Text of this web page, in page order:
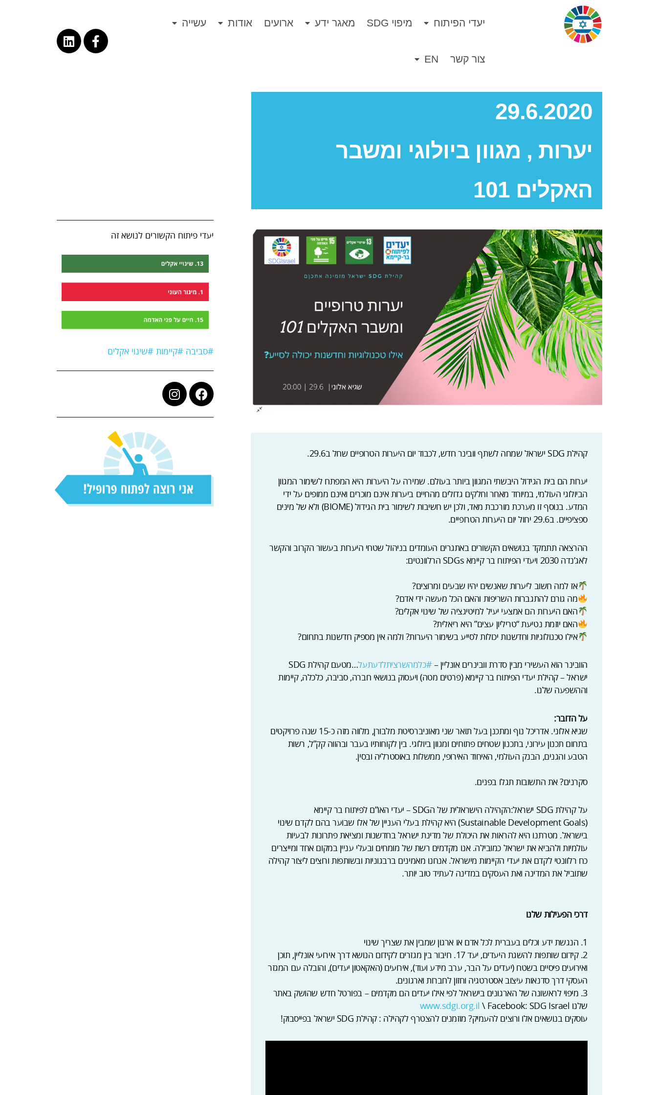
יעדי הפיתוח מיפוי SDG מאגר ידע ארועים אודות עשייה
צור קשר EN
29.6.2020
יערות , מגוון ביולוגי ומשבר
האקלים 101
יעדי פיתוח הקשורים לנושא זה
#סביבה #קיימות #שינוי אקלים
קהילת SDG ישראל שמחה לשתף וובינר חדש, לכבוד יום היערות הטרופיים שחל ב29.6.
יערות הם בית הגידול היבשתי המגוון ביותר בעולם. שמירה על היערות היא המפתח לשימור המגוון
הביולוגי העולמי, במיוחד מאחר וחלקים גדולים מהחיים ביערות אינם מוכרים ואינם ממופים על ידי
המדע. בנוסף זו מערכת מורכבת מאד, ולכן יש חשיבות לשימור בית הגידול (BIOME) ולא של מינים
ספציפיים. ב29.6 יחול יום היערות הטרופיים.
ההרצאה תתמקד בנושאים הקשורים באתגרים העומדים בניהול שטחי היערות בעשור הקרוב והקשר
לאג’נדה 2030 ויעדי הפיתוח בר קיימא SDGs הרלוונטים:
אז למה חשוב ליערות שאנשים יהיו שבעים ומרוצים?
מה גורם להתגברות השריפות והאם הכל מעשה ידי אדם?
האם היערות הם אמצעי יעיל למיטיגציה של שינוי אקלים?
האם יוזמת נטיעת “טריליון עצים” היא ריאלית?
אילו טכנולוגיות וחדשנות יכולות לסייע בשימור היערות? ולמה אין מספיק חדשנות בתחום?
הוובינר הוא העשירי מבין סדרת וובינרים אונליין –#כלמהשרציתלדעתעל
…מטעם קהילת SDG
ישראל – קהילת יעדי הפיתוח בר קיימא (פרטים מטה) ויעסוק בנושאי חברה, סביבה, כלכלה, קיימות
וההשפעה שלנו.
על הדובר:
שגיא אלוני. אדריכל נוף ומתכנן בעל תואר שני מאוניברסיטת מלבורן, מלווה מזה כ-15 שנה פרויקטים
בתחום תכנון עירוני, בתכנון שטחים פתוחים ומגוון ביולוגי. בין לקוחותיו בעבר ובהווה קק”ל, רשות
הטבע והגנים, הבנק העולמי, האיחוד האירופי, ממשלות באוסטרליה ובסין.
סקרנים? את התשובות תגלו בפנים.
על קהילת SDG ישראל:הקהילה הישראלית של הSDG – יעדי האו”ם לפיתוח בר קיימא
(Sustainable Development Goals) היא קהילת בעלי העניין של אלו שבוער בהם לקדם שינוי
בישראל. מטרתנו היא להראות את היכולת של מדינת ישראל בחדשנות ומציאת פתרונות לבעיות
עולמיות ולהביא את ישראל כמובילה. אנו מקדמים רשת של מומחים ובעלי עניין במקום אחד ומייצרים
כח רלוונטי לקדם את יעדי הקיימות מישראל. אנחנו מאמינים ברבגוניות ובשותפות ורוצים ליצור קהילה
שתוביל את המדינה ואת העסקים במדינה לעתיד טוב יותר.
דרכי הפעילות שלנו
1. הנגשת ידע וכלים בעברית לכל אדם או ארגון שמבין את שצריך שינוי
2. קידום שותפות להשגת היעדים, יעד 17. חיבור בין מגזרים לקידום הנושא דרך אירועי אונליין, תוכן
ואירועים פיסיים בשטח (יעדים על הבר, ערב מידע ועוד), אירועים (האקאטון יעדים), והובלה עם המגזר
העסקי דרך סדנאות עיצוב אסטרטגיה וחזון לחברות וארגונים.
3. מיפוי לראשונה של הארגונים בישראל לפי אילו יעדים הם מקדמים – בפורטל חדש שהושק באתר
שלנו
www.sdgi.org.il \ Facebook: SDG Israel
עוסקים בנושאים אלו ורוצים להעמיק? מוזמנים להצטרף לקהילה : קהילת SDG ישראל בפייסבוק!